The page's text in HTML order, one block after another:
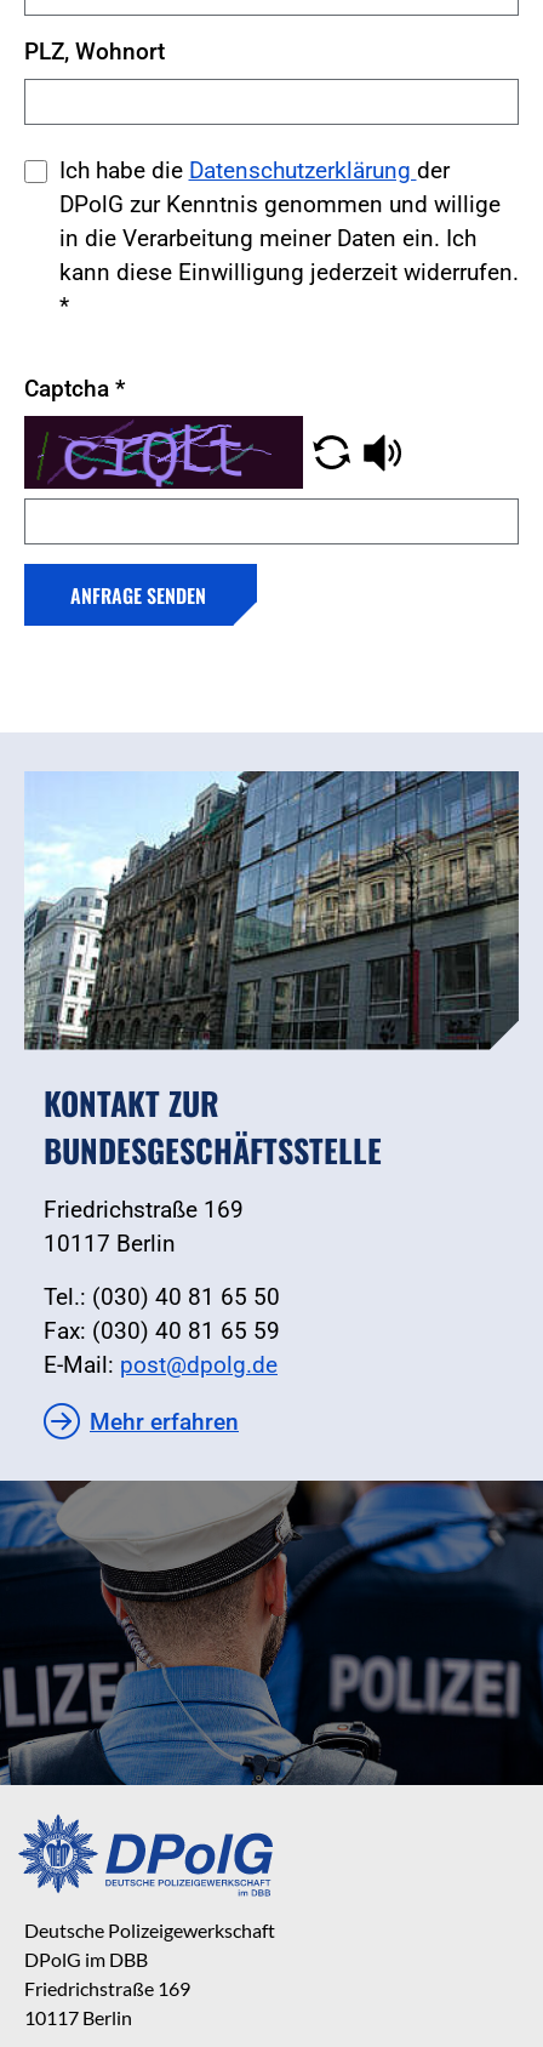
PLZ, Wohnort
Ich habe die Datenschutzerklärung der
DPolG zur Kenntnis genommen und willige
in die Verarbeitung meiner Daten ein. Ich
kann diese Einwilligung jederzeit widerrufen.
*
Captcha *
ANFRAGE SENDEN
KONTAKT ZUR
BUNDESGESCHÄFTSSTELLE
Friedrichstraße 169
10117 Berlin
Tel.: (030) 40 81 65 50
Fax: (030) 40 81 65 59
E-Mail: post@dpolg.de
Mehr erfahren
Deutsche Polizeigewerkschaft
DPolG im DBB
Friedrichstraße 169
10117 Berlin